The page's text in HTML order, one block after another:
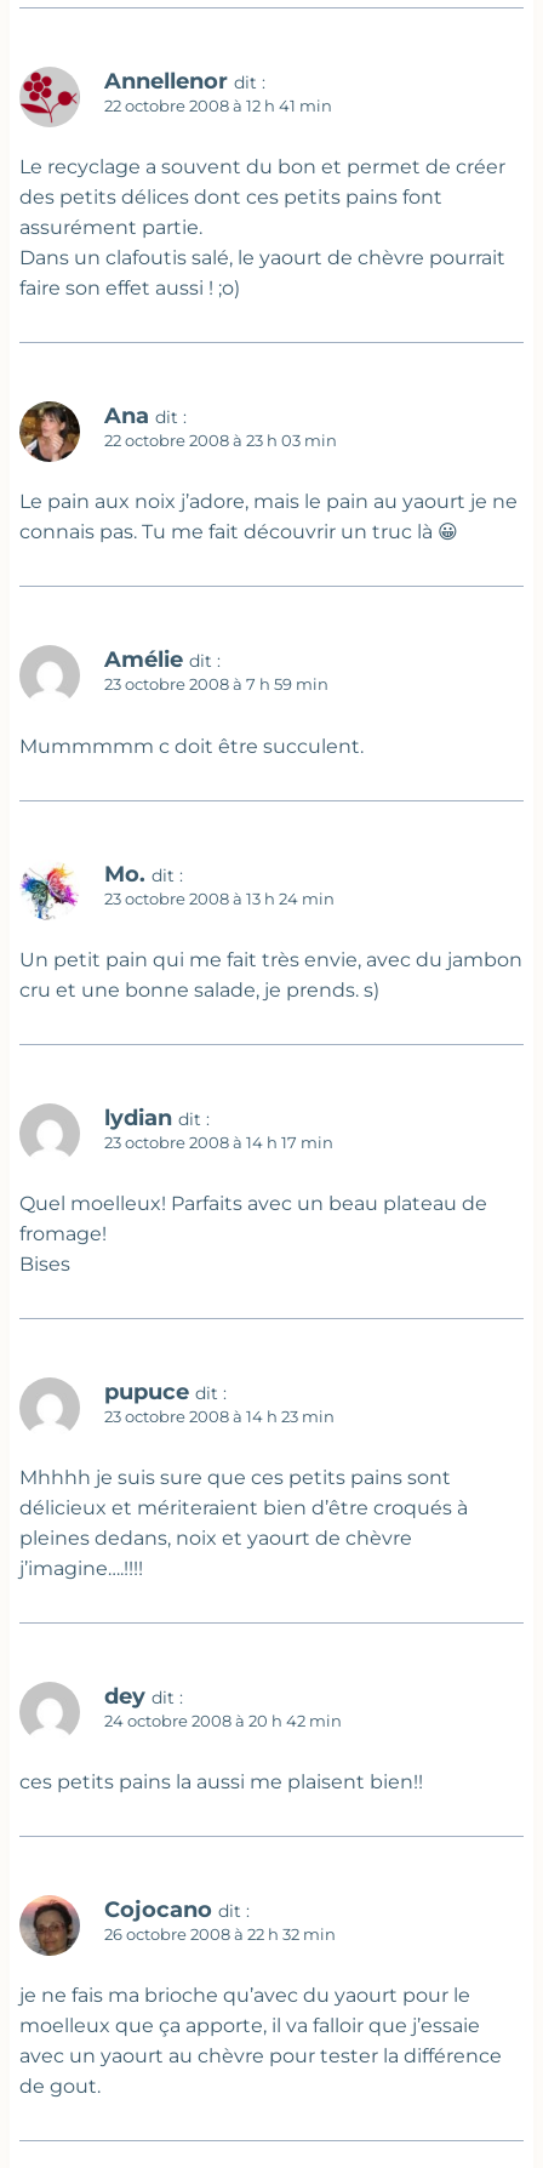
Annellenor dit :
22 octobre 2008 à 12 h 41 min
Le recyclage a souvent du bon et permet de créer
des petits délices dont ces petits pains font
assurément partie.
Dans un clafoutis salé, le yaourt de chèvre pourrait
faire son effet aussi ! ;o)
Ana dit :
22 octobre 2008 à 23 h 03 min
Le pain aux noix j’adore, mais le pain au yaourt je ne
connais pas. Tu me fait découvrir un truc là 😀
Amélie dit :
23 octobre 2008 à 7 h 59 min
Mummmmm c doit être succulent.
Mo. dit :
23 octobre 2008 à 13 h 24 min
Un petit pain qui me fait très envie, avec du jambon
cru et une bonne salade, je prends. s)
lydian dit :
23 octobre 2008 à 14 h 17 min
Quel moelleux! Parfaits avec un beau plateau de
fromage!
Bises
pupuce dit :
23 octobre 2008 à 14 h 23 min
Mhhhh je suis sure que ces petits pains sont
délicieux et mériteraient bien d’être croqués à
pleines dedans, noix et yaourt de chèvre
j’imagine….!!!!
dey dit :
24 octobre 2008 à 20 h 42 min
ces petits pains la aussi me plaisent bien!!
Cojocano dit :
26 octobre 2008 à 22 h 32 min
je ne fais ma brioche qu’avec du yaourt pour le
moelleux que ça apporte, il va falloir que j’essaie
avec un yaourt au chèvre pour tester la différence
de gout.